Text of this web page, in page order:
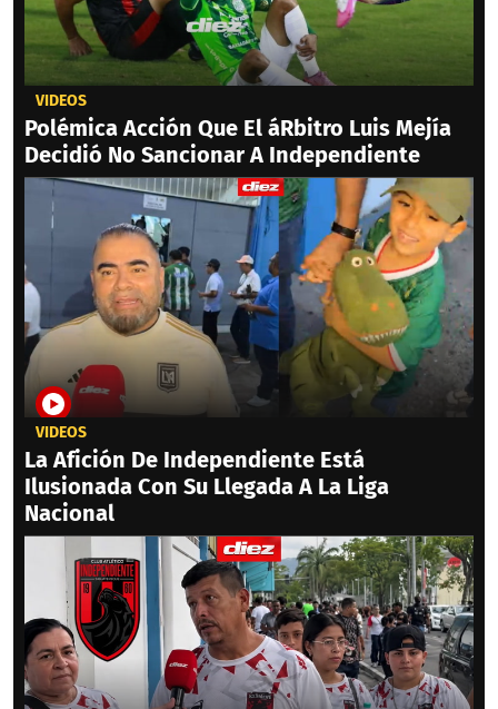
VIDEOS
Polémica Acción Que El áRbitro Luis Mejía
Decidió No Sancionar A Independiente
VIDEOS
La Afición De Independiente Está
Ilusionada Con Su Llegada A La Liga
Nacional